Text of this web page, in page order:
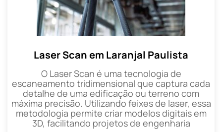
Laser Scan em Laranjal Paulista
O Laser Scan é uma tecnologia de
escaneamento tridimensional que captura cada
detalhe de uma edificação ou terreno com
máxima precisão. Utilizando feixes de laser, essa
metodologia permite criar modelos digitais em
3D, facilitando projetos de engenharia